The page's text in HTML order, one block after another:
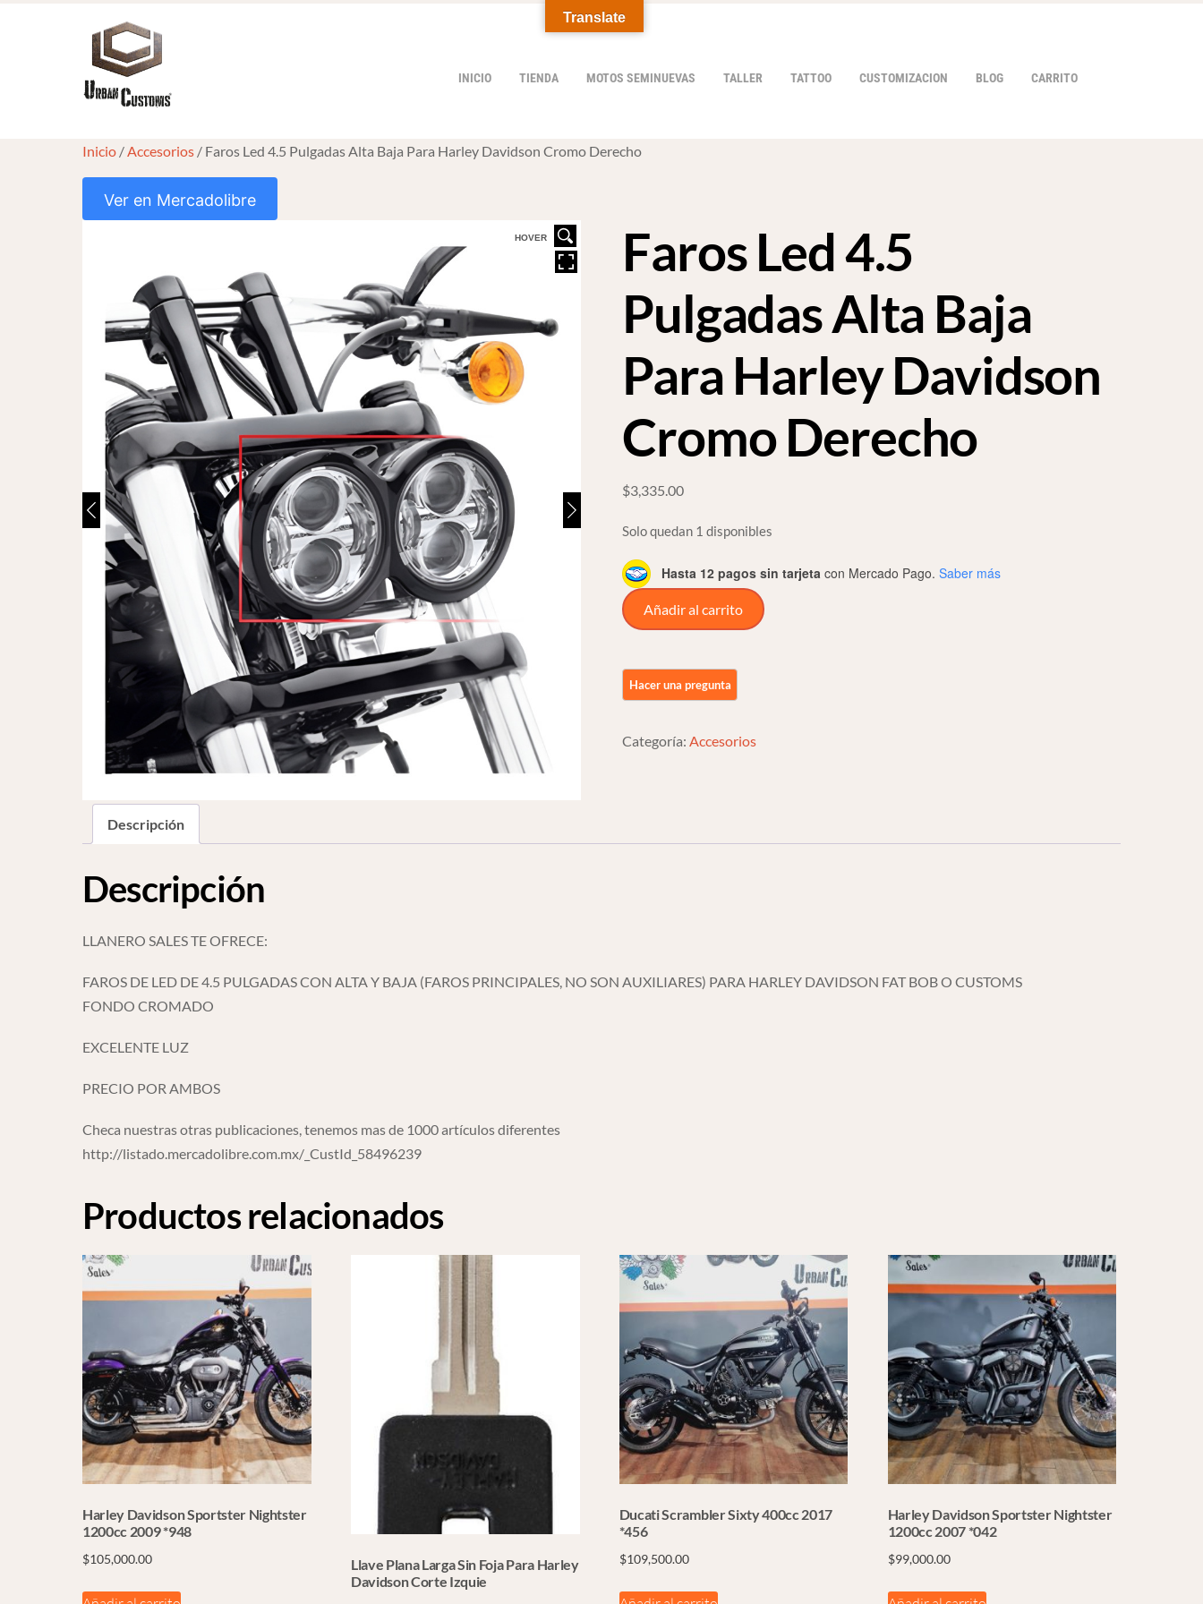
INICIO TIENDA MOTOS SEMINUEVAS TALLER TATTOO CUSTOMIZACION BLOG CARRITO
Inicio /Accesorios / Faros Led 4.5 Pulgadas Alta Baja Para Harley Davidson Cromo Derecho
Ver en Mercadolibre
HOVER
Faros Led 4.5
Pulgadas Alta Baja
Para Harley Davidson
Cromo Derecho
$3,335.00
Solo quedan 1 disponibles
Hasta 12 pagos sin tarjeta con Mercado Pago. Saber más
Faros
Led
Pulgadas
Alta
Para
Derecho
Añadir al carrito
Categoría:Accesorios
Descripción
Descripción
LLANERO SALES TE OFRECE:
FAROS DE LED DE 4.5 PULGADAS CON ALTA Y BAJA (FAROS PRINCIPALES, NO SON AUXILIARES) PARA HARLEY DAVIDSON FAT BOB O CUSTOMS
FONDO CROMADO
EXCELENTE LUZ
PRECIO POR AMBOS
Checa nuestras otras publicaciones, tenemos mas de 1000 artículos diferentes
http://listado.mercadolibre.com.mx/_CustId_58496239
Productos relacionados
Harley Davidson Sportster Nightster
1200cc 2009 *948
$105,000.00
Llave Plana Larga Sin Foja Para Harley
Davidson Corte Izquie
Ducati Scrambler Sixty 400cc 2017
*456
$109,500.00
Harley Davidson Sportster Nightster
1200cc 2007 *042
$99,000.00
Translate